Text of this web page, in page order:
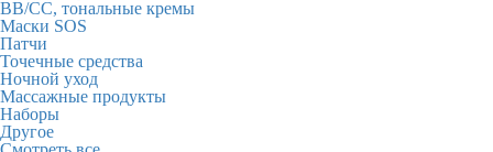
BB/CC, тональные кремы
Маски SOS
Патчи
Точечные средства
Ночной уход
Массажные продукты
Наборы
Другое